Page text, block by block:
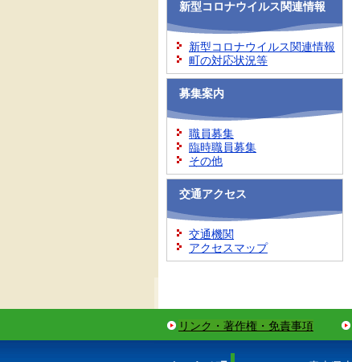
新型コロナウイルス関連情報
新型コロナウイルス関連情報
町の対応状況等
募集案内
職員募集
臨時職員募集
その他
交通アクセス
交通機関
アクセスマップ
リンク・著作権・免責事項